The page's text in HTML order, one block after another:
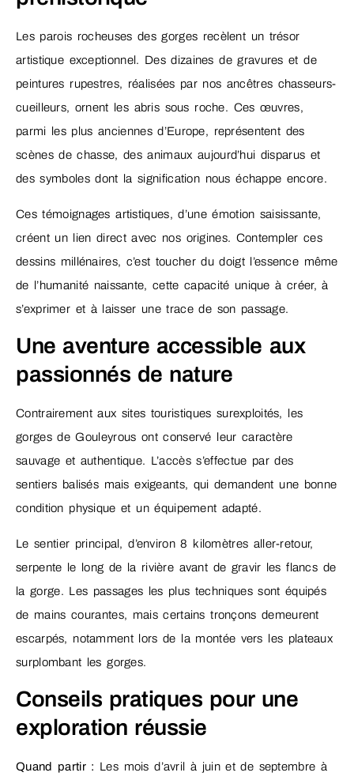
Les parois rocheuses des gorges recèlent un trésor
artistique exceptionnel. Des dizaines de gravures et de
peintures rupestres, réalisées par nos ancêtres chasseurs-
cueilleurs, ornent les abris sous roche. Ces œuvres,
parmi les plus anciennes d’Europe, représentent des
scènes de chasse, des animaux aujourd’hui disparus et
des symboles dont la signification nous échappe encore.
Ces témoignages artistiques, d’une émotion saisissante,
créent un lien direct avec nos origines. Contempler ces
dessins millénaires, c’est toucher du doigt l’essence même
de l’humanité naissante, cette capacité unique à créer, à
s’exprimer et à laisser une trace de son passage.
Une aventure accessible aux
passionnés de nature
Contrairement aux sites touristiques surexploités, les
gorges de Gouleyrous ont conservé leur caractère
sauvage et authentique. L’accès s’effectue par des
sentiers balisés mais exigeants, qui demandent une bonne
condition physique et un équipement adapté.
Le sentier principal, d’environ 8 kilomètres aller-retour,
serpente le long de la rivière avant de gravir les flancs de
la gorge. Les passages les plus techniques sont équipés
de mains courantes, mais certains tronçons demeurent
escarpés, notamment lors de la montée vers les plateaux
surplombant les gorges.
Conseils pratiques pour une
exploration réussie
Quand partir : Les mois d’avril à juin et de septembre à